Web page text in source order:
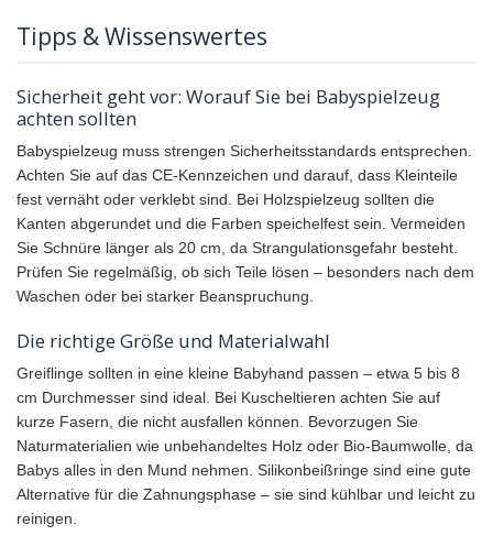
Tipps & Wissenswertes
Sicherheit geht vor: Worauf Sie bei Babyspielzeug
achten sollten
Babyspielzeug muss strengen Sicherheitsstandards entsprechen.
Achten Sie auf das CE-Kennzeichen und darauf, dass Kleinteile
fest vernäht oder verklebt sind. Bei Holzspielzeug sollten die
Kanten abgerundet und die Farben speichelfest sein. Vermeiden
Sie Schnüre länger als 20 cm, da Strangulationsgefahr besteht.
Prüfen Sie regelmäßig, ob sich Teile lösen – besonders nach dem
Waschen oder bei starker Beanspruchung.
Die richtige Größe und Materialwahl
Greiflinge sollten in eine kleine Babyhand passen – etwa 5 bis 8
cm Durchmesser sind ideal. Bei Kuscheltieren achten Sie auf
kurze Fasern, die nicht ausfallen können. Bevorzugen Sie
Naturmaterialien wie unbehandeltes Holz oder Bio-Baumwolle, da
Babys alles in den Mund nehmen. Silikonbeißringe sind eine gute
Alternative für die Zahnungsphase – sie sind kühlbar und leicht zu
reinigen.